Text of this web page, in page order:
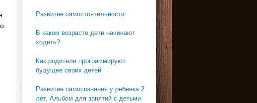
Развитие самостоятельности
В каком возрасте дети начинают
ходить?
Как родители программируют
будущее своих детей
Развитие самосознания у ребёнка 2
лет. Альбом для занятий с детьми